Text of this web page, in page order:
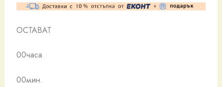
ОСТАВАТ
00часа
00мин.